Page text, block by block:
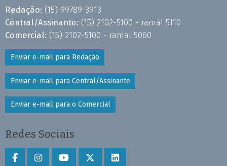
Redação: (15) 99789-3913
Central/Assinante: (15) 2102-5100 - ramal 5110
Comercial: (15) 2102-5100 - ramal 5060
Enviar e-mail para Redação
Enviar e-mail para Central/Assinante
Enviar e-mail para o Comercial
Redes Sociais